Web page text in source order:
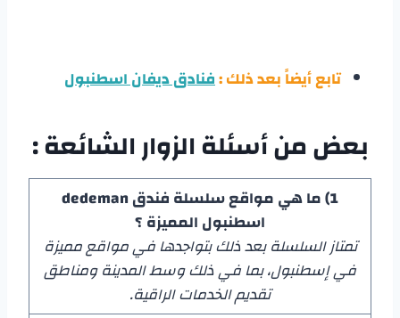
تابع أيضاً بعد ذلك :فنادق ديفان اسطنبول
بعض من أسئلة الزوار الشائعة :
1) ما هي مواقع سلسلة فندق dedeman
اسطنبول المميزة ؟
تمتاز السلسلة بعد ذلك بتواجدها في مواقع مميزة
في إسطنبول، بما في ذلك وسط المدينة ومناطق
تقديم الخدمات الراقية.